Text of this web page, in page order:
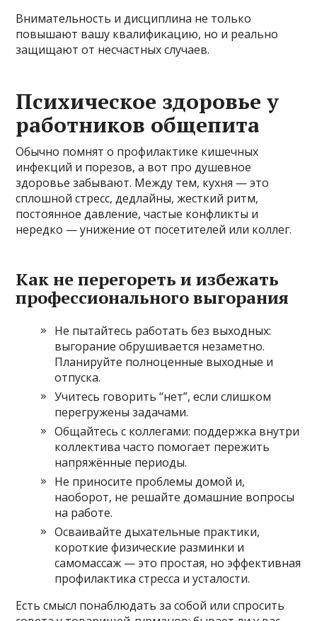
Внимательность и дисциплина не только
повышают вашу квалификацию, но и реально
защищают от несчастных случаев.
Психическое здоровье у
работников общепита
Обычно помнят о профилактике кишечных
инфекций и порезов, а вот про душевное
здоровье забывают. Между тем, кухня — это
сплошной стресс, дедлайны, жесткий ритм,
постоянное давление, частые конфликты и
нередко — унижение от посетителей или коллег.
Как не перегореть и избежать
профессионального выгорания
Не пытайтесь работать без выходных:
выгорание обрушивается незаметно.
Планируйте полноценные выходные и
отпуска.
Учитесь говорить “нет”, если слишком
перегружены задачами.
Общайтесь с коллегами: поддержка внутри
коллектива часто помогает пережить
напряжённые периоды.
Не приносите проблемы домой и,
наоборот, не решайте домашние вопросы
на работе.
Осваивайте дыхательные практики,
короткие физические разминки и
самомассаж — это простая, но эффективная
профилактика стресса и усталости.
Есть смысл понаблюдать за собой или спросить